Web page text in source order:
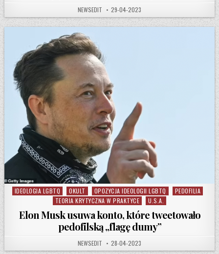
AUTHOR:
NEWSEDIT PUBLISHED DATE:
29-04-2023
Posted in
IDEOLOGIA LGBTQ OKULT OPOZYCJA IDEOLOGII LGBTQ
PEDOFILIA
TEORIA KRYTYCZNA W PRAKTYCE
U.S.A.
Elon Musk usuwa konto, które tweetowało
pedofilską „flagę dumy”
AUTHOR:
NEWSEDIT PUBLISHED DATE:
28-04-2023